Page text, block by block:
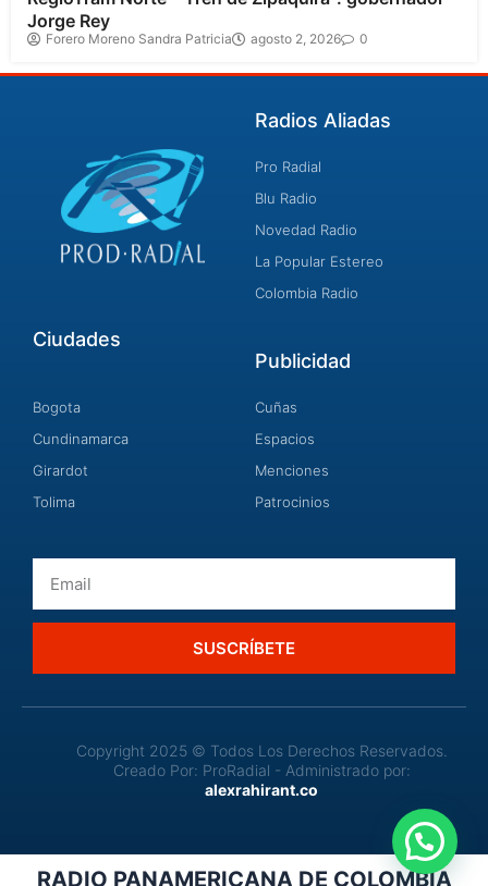
Jorge Rey
Forero Moreno Sandra Patricia agosto 2, 2026 0
Radios Aliadas
Pro Radial
Blu Radio
Novedad Radio
La Popular Estereo
Colombia Radio
Ciudades
Bogota
Cundinamarca
Girardot
Tolima
Publicidad
Cuñas
Espacios
Menciones
Patrocinios
SUSCRÍBETE
Copyright 2025 © Todos Los Derechos Reservados.
Creado Por: ProRadial - Administrado por:
alexrahirant.co
RADIO PANAMERICANA DE COLOMBIA